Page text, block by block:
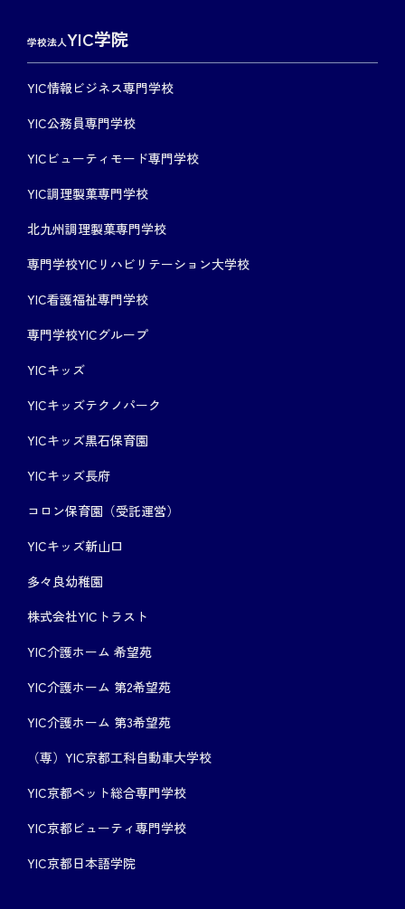
学校法人YIC学院
YIC情報ビジネス専門学校
YIC公務員専門学校
YICビューティモード専門学校
YIC調理製菓専門学校
北九州調理製菓専門学校
専門学校YICリハビリテーション大学校
YIC看護福祉専門学校
専門学校YICグループ
YICキッズ
YICキッズテクノパーク
YICキッズ黒石保育園
YICキッズ長府
コロン保育園（受託運営）
YICキッズ新山口
多々良幼稚園
株式会社YICトラスト
YIC介護ホーム 希望苑
YIC介護ホーム 第2希望苑
YIC介護ホーム 第3希望苑
（専）YIC京都工科自動車大学校
YIC京都ペット総合専門学校
YIC京都ビューティ専門学校
YIC京都日本語学院